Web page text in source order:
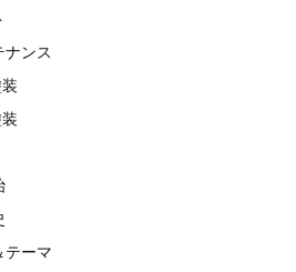
ナンス
テーマ